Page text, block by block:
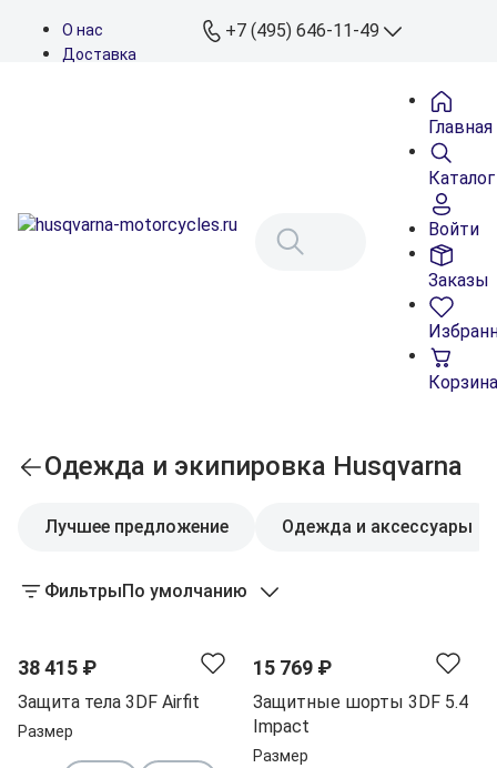
О нас
Доставка
+7 (495) 646-11-49
Главная
Каталог
Войти
Заказы
Корзина
Одежда и экипировка Husqvarna
Лучшее предложение Одежда и аксессуары
ФильтрыПо умолчанию
38 415 ₽
Защита тела 3DF Airfit
Размер
15 769 ₽
Защитные шорты 3DF 5.4
Impact
Размер